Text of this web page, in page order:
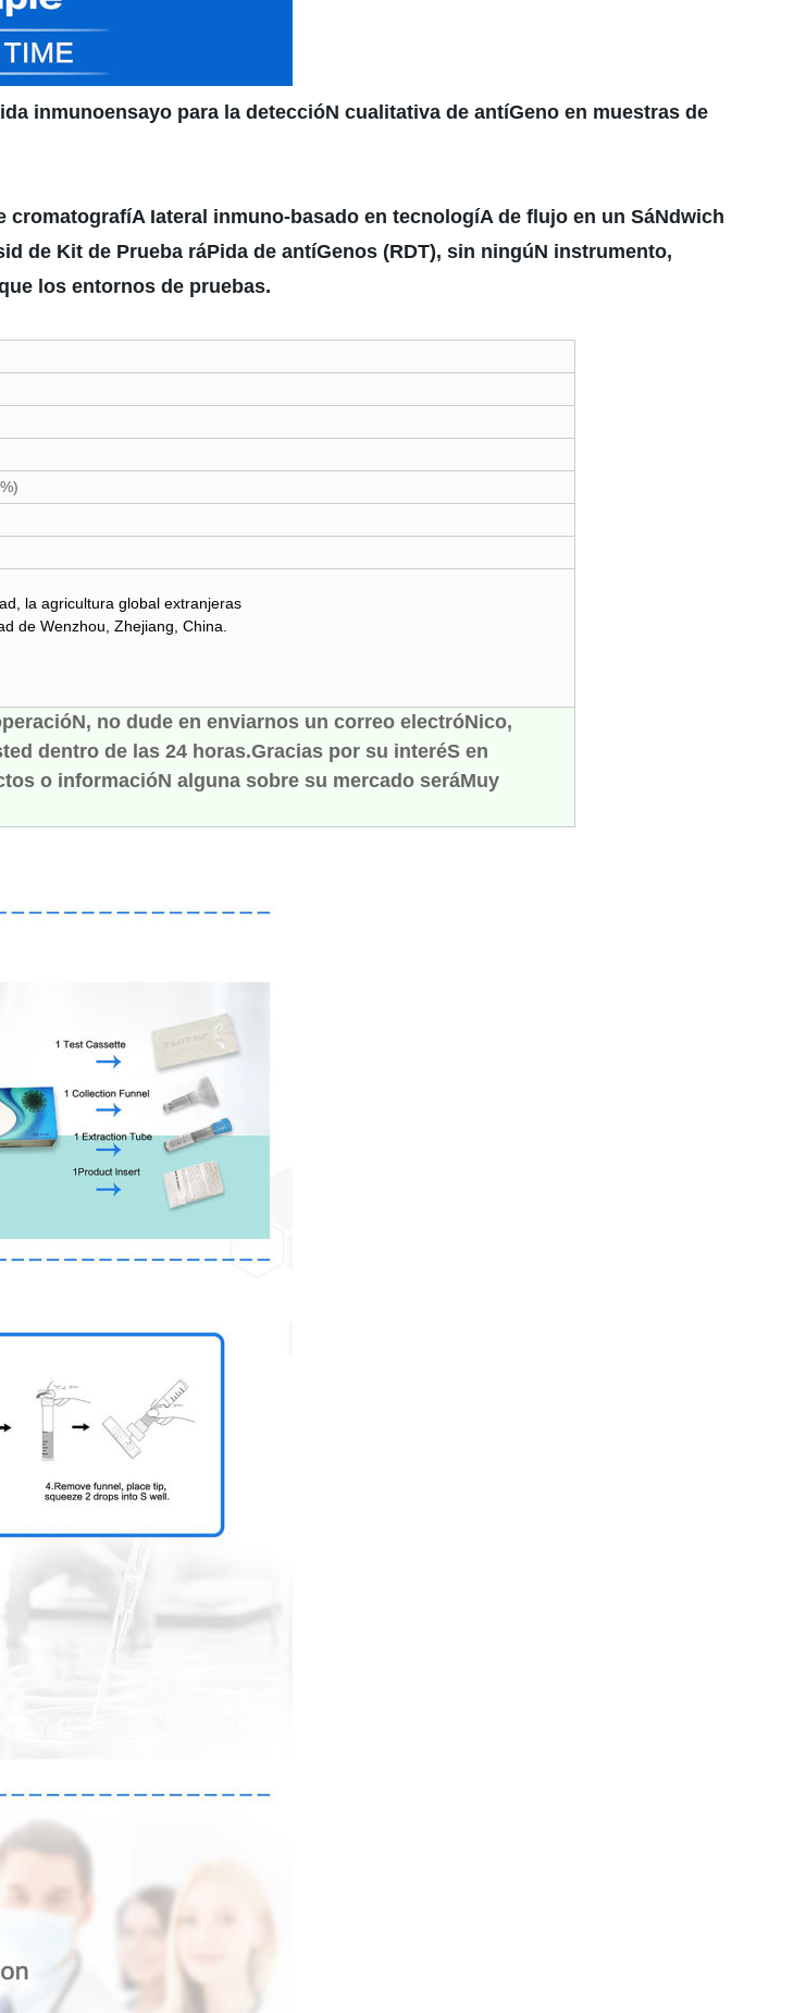
inmunoensayo para la deteccióN cualitativa de antíGeno en muestras de
cromatografíA Iateral inmuno-basado en tecnologíA de flujo en un SáNdwich
de Kit de Prueba ráPida de antíGenos (RDT), sin ningúN instrumento,
los entornos de pruebas.
la agricultura global extranjeras
Wenzhou, Zhejiang, China.
no dude en enviarnos un correo electróNico,
dentro de las 24 horas.Gracias por su interéS en
o informacióN alguna sobre su mercado seráMuy